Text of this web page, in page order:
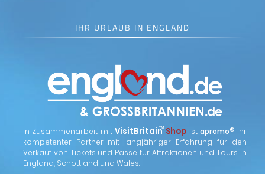
IHR URLAUB IN ENGLAND
In Zusammenarbeit mitVisitBritain
™ Shop istapromo® Ihr
kompetenter Partner mit langjähriger Erfahrung für den
Verkauf von Tickets und Pässe für Attraktionen und Tours in
England, Schottland und Wales.